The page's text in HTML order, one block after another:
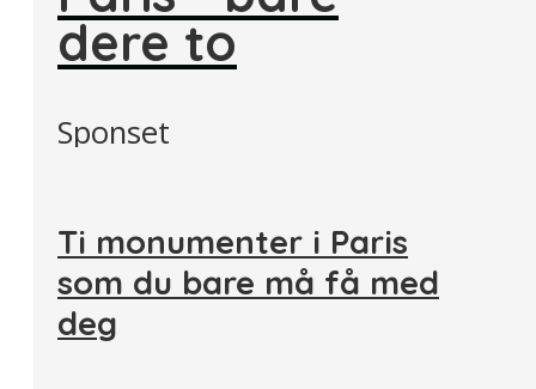
dere to
Sponset
Ti monumenter i Paris
som du bare må få med
deg